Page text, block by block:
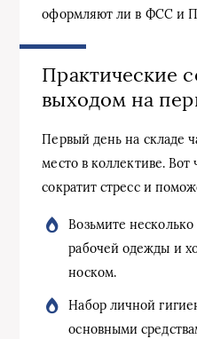
оформляют ли в ФСС и
Практические
выходом на
Первый день на складе
место в коллективе.
сократит стресс и
Возьмите
рабочей одежды и
носком.
Набор личной
основными